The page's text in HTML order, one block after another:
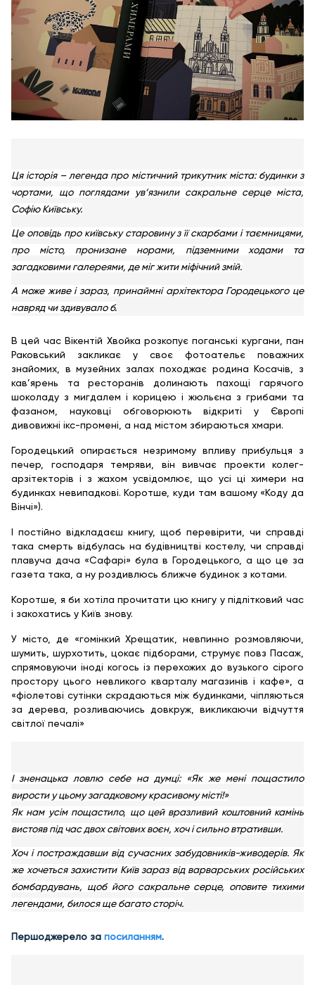
Ця історія – легенда про містичний трикутник міста: будинки з
чортами, що поглядами ув‘язнили сакральне серце міста,
Софію Київську.
Це оповідь про київську старовину з її скарбами і таємницями,
про місто, пронизане норами, підземними ходами та
загадковими галереями, де міг жити міфічний змій.
А може живе і зараз, принаймні архітектора Городецького це
навряд чи здивувало б.
В цей час Вікентій Хвойка розкопує поганські кургани, пан
Раковський закликає у своє фотоательє поважних
знайомих, в музейних залах походжає родина Косачів, з
кав’ярень та ресторанів долинають пахощі гарячого
шоколаду з мигдалем і корицею і жюльєна з грибами та
фазаном, науковці обговорюють відкриті у Європі
дивовижні ікс-промені, а над містом збираються хмари.
Городецький опирається незримому впливу прибульця з
печер, господаря темряви, він вивчає проекти колег-
арзітекторів і з жахом усвідомлює, що усі ці химери на
будинках невипадкові. Коротше, куди там вашому «Коду да
Вінчі»).
І постійно відкладаєш книгу, щоб перевірити, чи справді
така смерть відбулась на будівництві костелу, чи справді
плавуча дача «Сафарі» була в Городецького, а що це за
газета така, а ну роздивлюсь ближче будинок з котами.
Коротше, я би хотіла прочитати цю книгу у підлітковий час
і закохатись у Київ знову.
У місто, де «гомінкий Хрещатик, невпинно розмовляючи,
шумить, шурхотить, цокає підборами, струмує повз Пасаж,
спрямовуючи іноді когось із перехожих до вузького сірого
простору цього невликого кварталу магазинів і кафе», а
«фіолетові сутінки скрадаються між будинками, чіпляються
за дерева, розливаючись довкруж, викликаючи відчуття
світлої печалі»
І зненацька ловлю себе на думці: «Як же мені пощастило
вирости у цьому загадковому красивому місті!»
Як нам усім пощастило, що цей вразливий коштовний камінь
вистояв під час двох світових воєн, хоч і сильно втративши.
Хоч і постраждавши від сучасних забудовників-живодерів. Як
же хочеться захистити Київ зараз від варварських російських
бомбардувань, щоб його сакральне серце, оповите тихими
легендами, билося ще багато сторіч.
Першоджерело за посиланням.